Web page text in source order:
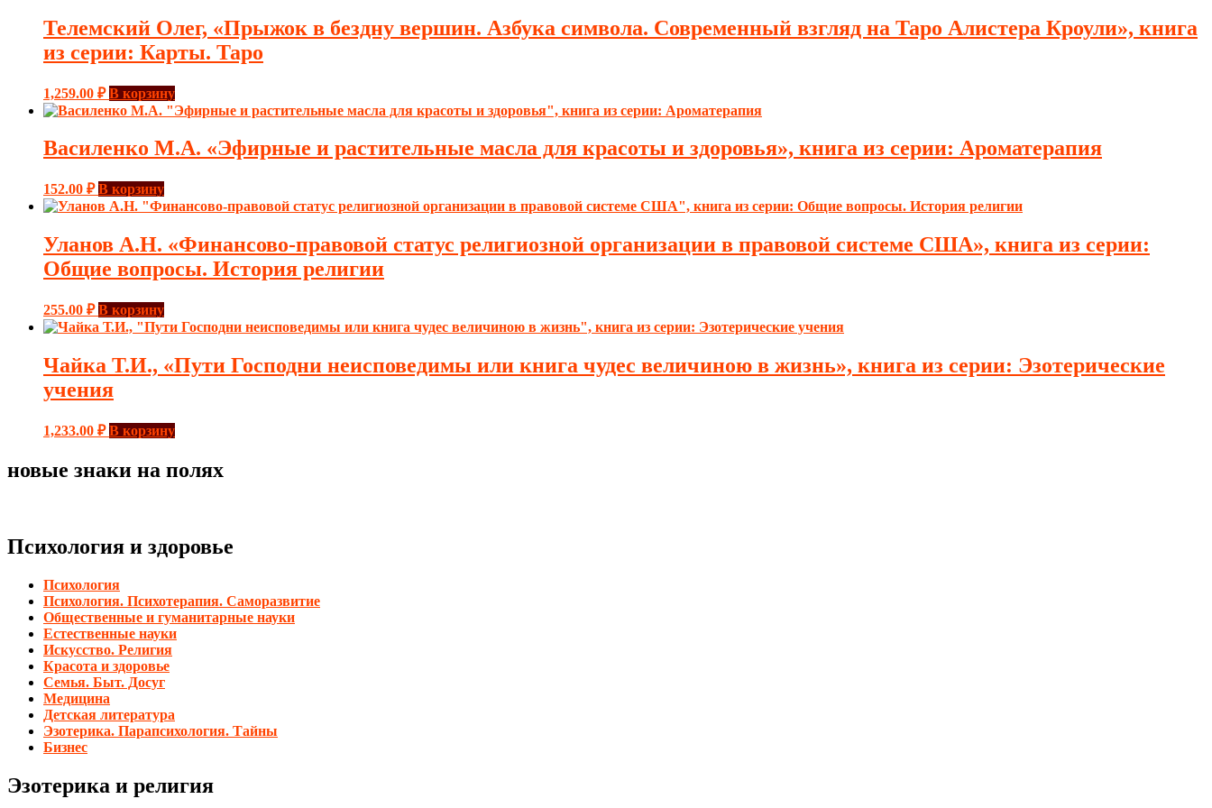
Телемский Олег, «Прыжок в бездну вершин. Азбука символа. Современный взгляд на Таро Алистера Кроули», книга
из серии: Карты. Таро
1,259.00 ₽ В корзину
Василенко М.А. «Эфирные и растительные масла для красоты и здоровья», книга из серии: Ароматерапия
152.00 ₽ В корзину
Уланов А.Н. «Финансово-правовой статус религиозной организации в правовой системе США», книга из серии:
Общие вопросы. История религии
255.00 ₽ В корзину
Чайка Т.И., «Пути Господни неисповедимы или книга чудес величиною в жизнь», книга из серии: Эзотерические
учения
1,233.00 ₽ В корзину
новые знаки на полях
Психология и здоровье
Психология
Психология. Психотерапия. Саморазвитие
Общественные и гуманитарные науки
Естественные науки
Искусство. Религия
Красота и здоровье
Семья. Быт. Досуг
Медицина
Детская литература
Эзотерика. Парапсихология. Тайны
Бизнес
Эзотерика и религия